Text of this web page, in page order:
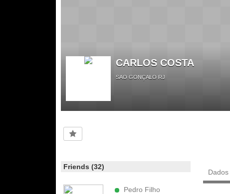
CARLOS COSTA
SAO GONÇALO RJ
Dados
Friends (32)
Pedro Filho